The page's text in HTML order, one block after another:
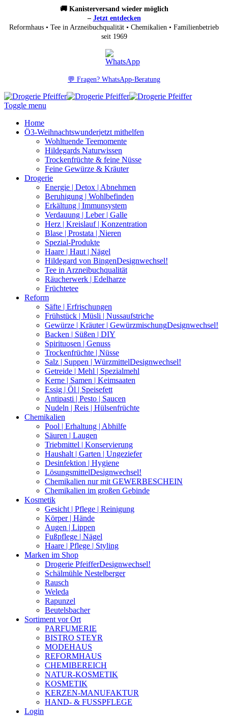
🚚 Kanisterversand wieder möglich
– Jetzt entdecken
Reformhaus • Tee in Arzneibuchqualität • Chemikalien • Familienbetrieb
seit 1969
💬 Fragen? WhatsApp-Beratung
Toggle menu
Home
Ö3-Weihnachtswunderjetzt mithelfen
Wohltuende Teemomente
Hildegards Naturwissen
Trockenfrüchte & feine Nüsse
Feine Gewürze & Kräuter
Drogerie
Energie | Detox | Abnehmen
Beruhigung | Wohlbefinden
Erkältung | Immunsystem
Verdauung | Leber | Galle
Herz | Kreislauf | Konzentration
Blase | Prostata | Nieren
Spezial-Produkte
Haare | Haut | Nägel
Hildegard von BingenDesignwechsel!
Tee in Arzneibuchqualität
Räucherwerk | Edelharze
Früchtetee
Reform
Säfte | Erfrischungen
Frühstück | Müsli | Nussaufstriche
Gewürze | Kräuter | GewürzmischungDesignwechsel!
Backen | Süßen | DIY
Spirituosen | Genuss
Trockenfrüchte | Nüsse
Salz | Suppen | WürzmittelDesignwechsel!
Getreide | Mehl | Spezialmehl
Kerne | Samen | Keimsaaten
Essig | Öl | Speisefett
Antipasti | Pesto | Saucen
Nudeln | Reis | Hülsenfrüchte
Chemikalien
Pool | Erhaltung | Abhilfe
Säuren | Laugen
Triebmittel | Konservierung
Haushalt | Garten | Ungeziefer
Desinfektion | Hygiene
LösungsmittelDesignwechsel!
Chemikalien nur mit GEWERBESCHEIN
Chemikalien im großen Gebinde
Kosmetik
Gesicht | Pflege | Reinigung
Körper | Hände
Augen | Lippen
Fußpflege | Nägel
Haare | Pflege | Styling
Marken im Shop
Drogerie PfeifferDesignwechsel!
Schälmühle Nestelberger
Rausch
Weleda
Rapunzel
Beutelsbacher
Sortiment vor Ort
PARFUMERIE
BISTRO STEYR
MODEHAUS
REFORMHAUS
CHEMIBEREICH
NATUR-KOSMETIK
KOSMETIK
KERZEN-MANUFAKTUR
HAND- & FUSSPFLEGE
Login